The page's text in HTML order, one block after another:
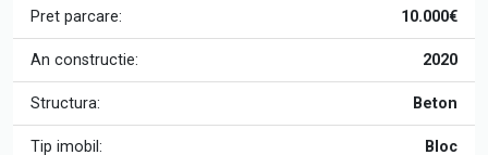
Pret parcare: 10.000€
An constructie: 2020
Structura: Beton
Tip imobil: Bloc